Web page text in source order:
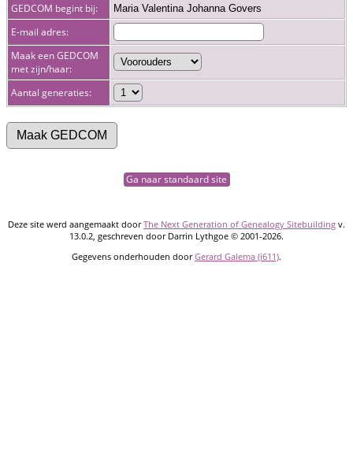
GEDCOM begint bij: Maria Valentina Johanna Govers
E-mail adres:
Maak een GEDCOM
met zijn/haar:
Aantal generaties:
Ga naar standaard site
Deze site werd aangemaakt doorThe Next Generation of Genealogy Sitebuilding v.
13.0.2, geschreven door Darrin Lythgoe © 2001-2026.
Gegevens onderhouden doorGerard Galema (i611).